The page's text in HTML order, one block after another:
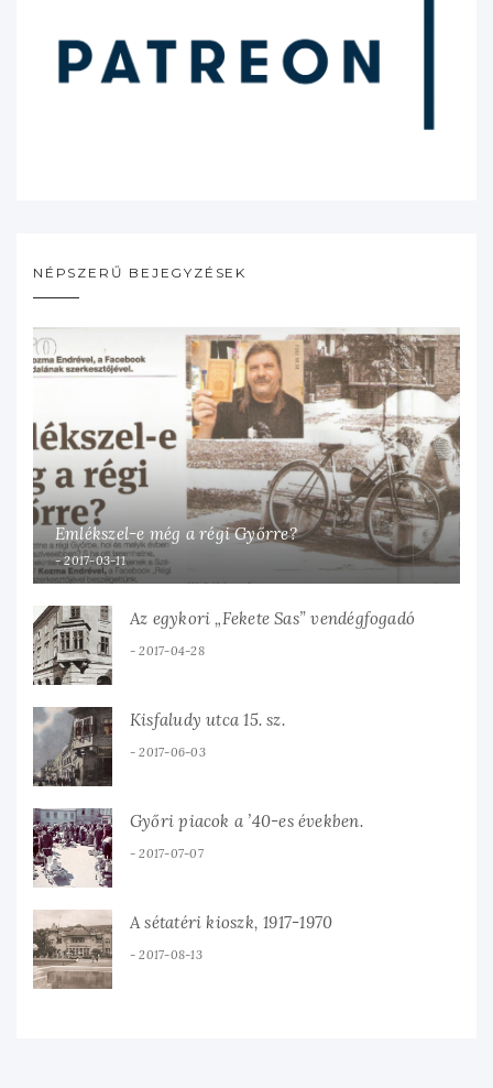
NÉPSZERŰ BEJEGYZÉSEK
Emlékszel-e még a régi Győrre?
2017-03-11
Az egykori „Fekete Sas” vendégfogadó
2017-04-28
Kisfaludy utca 15. sz.
2017-06-03
Győri piacok a ’40-es években.
2017-07-07
A sétatéri kioszk, 1917-1970
2017-08-13